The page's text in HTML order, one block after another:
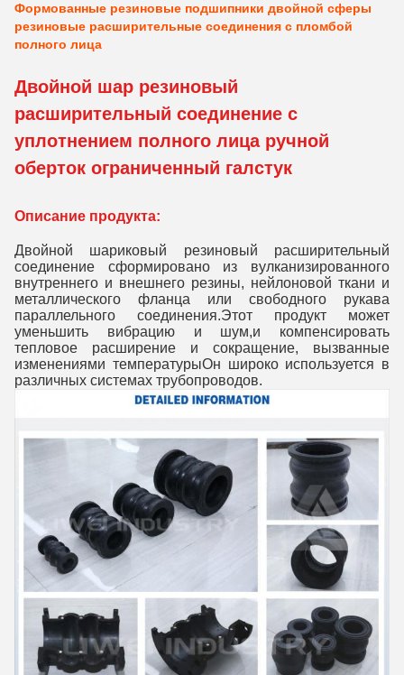
Формованные резиновые подшипники двойной сферы
резиновые расширительные соединения с пломбой
полного лица
Двойной шар резиновый
расширительный соединение с
уплотнением полного лица ручной
оберток ограниченный галстук
Описание продукта:
Двойной шариковый резиновый расширительный
соединение сформировано из вулканизированного
внутреннего и внешнего резины, нейлоновой ткани и
металлического фланца или свободного рукава
параллельного соединения.Этот продукт может
уменьшить вибрацию и шум,и компенсировать
тепловое расширение и сокращение, вызванные
изменениями температурыОн широко используется в
различных системах трубопроводов.